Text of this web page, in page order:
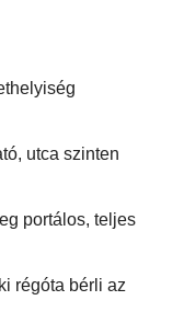
utca szinten
portálos, teljes
régóta bérli az